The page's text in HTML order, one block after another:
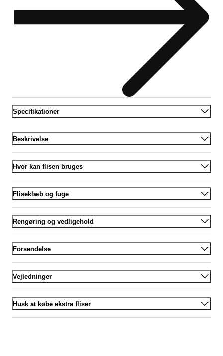
Specifikationer
Beskrivelse
Hvor kan flisen bruges
Fliseklæb og fuge
Rengøring og vedligehold
Forsendelse
Vejledninger
Husk at købe ekstra fliser